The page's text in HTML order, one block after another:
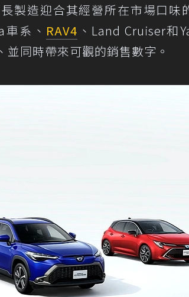
製造迎合其經營所在市場口味
系、 RAV4 、Land Cruiser和
同時帶來可觀的銷售數字。